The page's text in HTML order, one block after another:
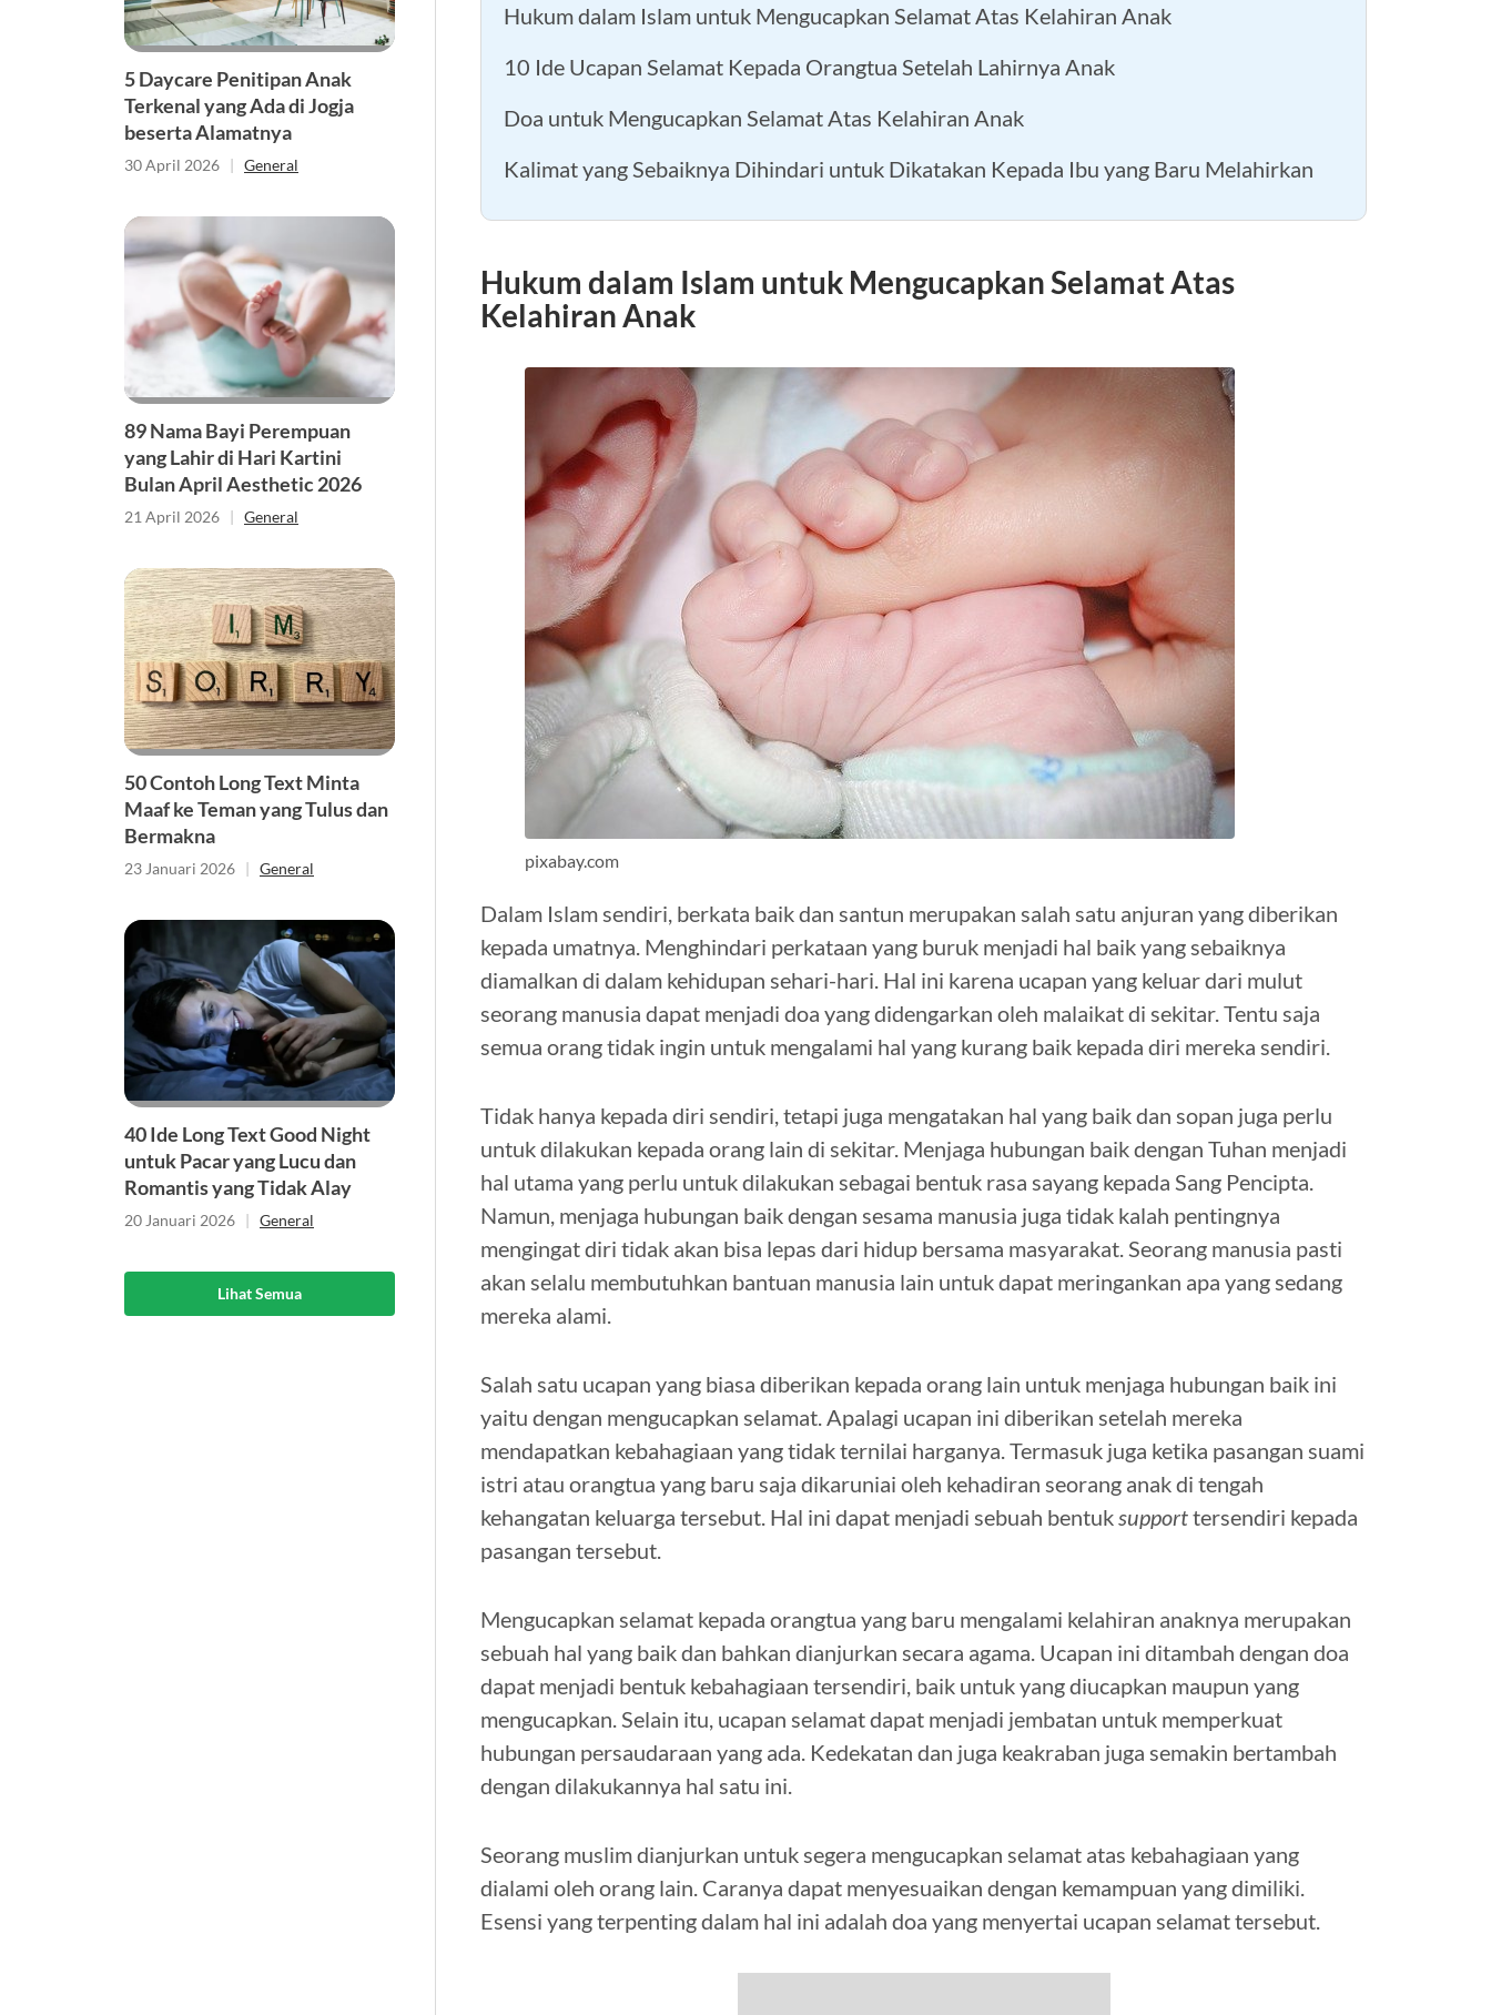
5 Daycare Penitipan Anak
Terkenal yang Ada di Jogja
beserta Alamatnya
30 April 2026 | General
89 Nama Bayi Perempuan
yang Lahir di Hari Kartini
Bulan April Aesthetic 2026
21 April 2026 | General
50 Contoh Long Text Minta
Maaf ke Teman yang Tulus dan
Bermakna
23 Januari 2026 | General
40 Ide Long Text Good Night
untuk Pacar yang Lucu dan
Romantis yang Tidak Alay
20 Januari 2026 | General
Lihat Semua
Hukum dalam Islam untuk Mengucapkan Selamat Atas Kelahiran Anak
10 Ide Ucapan Selamat Kepada Orangtua Setelah Lahirnya Anak
Doa untuk Mengucapkan Selamat Atas Kelahiran Anak
Kalimat yang Sebaiknya Dihindari untuk Dikatakan Kepada Ibu yang Baru Melahirkan
Hukum dalam Islam untuk Mengucapkan Selamat Atas
Kelahiran Anak
pixabay.com
Dalam Islam sendiri, berkata baik dan santun merupakan salah satu anjuran yang diberikan
kepada umatnya. Menghindari perkataan yang buruk menjadi hal baik yang sebaiknya
diamalkan di dalam kehidupan sehari-hari. Hal ini karena ucapan yang keluar dari mulut
seorang manusia dapat menjadi doa yang didengarkan oleh malaikat di sekitar. Tentu saja
semua orang tidak ingin untuk mengalami hal yang kurang baik kepada diri mereka sendiri.
Tidak hanya kepada diri sendiri, tetapi juga mengatakan hal yang baik dan sopan juga perlu
untuk dilakukan kepada orang lain di sekitar. Menjaga hubungan baik dengan Tuhan menjadi
hal utama yang perlu untuk dilakukan sebagai bentuk rasa sayang kepada Sang Pencipta.
Namun, menjaga hubungan baik dengan sesama manusia juga tidak kalah pentingnya
mengingat diri tidak akan bisa lepas dari hidup bersama masyarakat. Seorang manusia pasti
akan selalu membutuhkan bantuan manusia lain untuk dapat meringankan apa yang sedang
mereka alami.
Salah satu ucapan yang biasa diberikan kepada orang lain untuk menjaga hubungan baik ini
yaitu dengan mengucapkan selamat. Apalagi ucapan ini diberikan setelah mereka
mendapatkan kebahagiaan yang tidak ternilai harganya. Termasuk juga ketika pasangan suami
istri atau orangtua yang baru saja dikaruniai oleh kehadiran seorang anak di tengah
kehangatan keluarga tersebut. Hal ini dapat menjadi sebuah bentuk supporttersendiri kepada
pasangan tersebut.
Mengucapkan selamat kepada orangtua yang baru mengalami kelahiran anaknya merupakan
sebuah hal yang baik dan bahkan dianjurkan secara agama. Ucapan ini ditambah dengan doa
dapat menjadi bentuk kebahagiaan tersendiri, baik untuk yang diucapkan maupun yang
mengucapkan. Selain itu, ucapan selamat dapat menjadi jembatan untuk memperkuat
hubungan persaudaraan yang ada. Kedekatan dan juga keakraban juga semakin bertambah
dengan dilakukannya hal satu ini.
Seorang muslim dianjurkan untuk segera mengucapkan selamat atas kebahagiaan yang
dialami oleh orang lain. Caranya dapat menyesuaikan dengan kemampuan yang dimiliki.
Esensi yang terpenting dalam hal ini adalah doa yang menyertai ucapan selamat tersebut.